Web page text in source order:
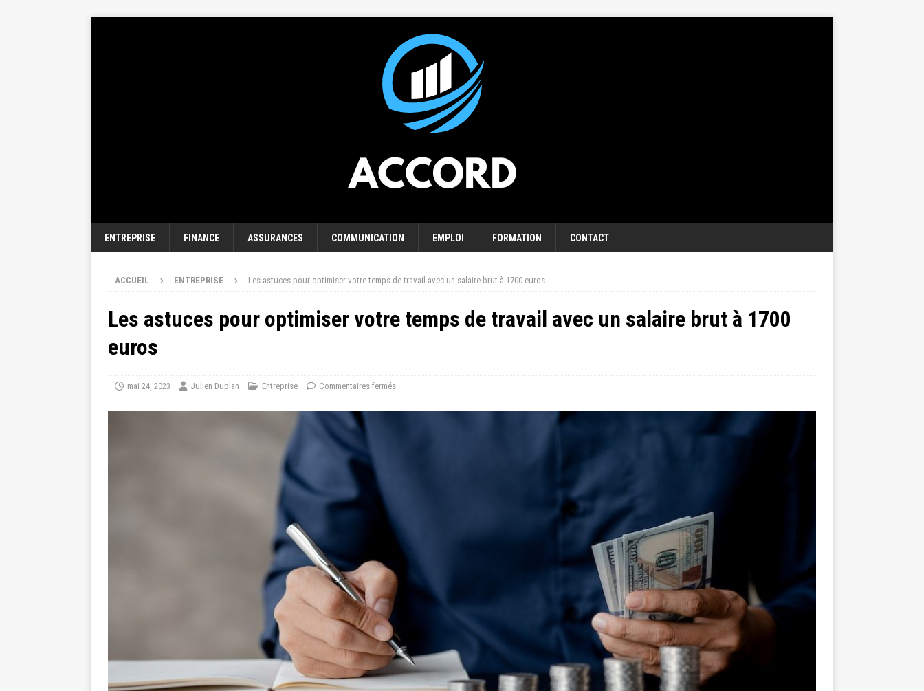
ENTREPRISE FINANCE ASSURANCES COMMUNICATION EMPLOI FORMATION CONTACT
ACCUEIL ENTREPRISE Les astuces pour optimiser votre temps de travail avec un salaire brut à 1700 euros
Les astuces pour optimiser votre temps de travail avec un salaire brut à 1700
euros
mai 24, 2023 Julien Duplan Entreprise Commentaires fermés